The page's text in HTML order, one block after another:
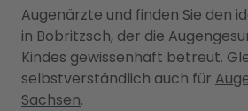
Augenärzte und finden Sie den
in Bobritzsch, der die
Kindes gewissenhaft betreut.
selbstverständlich auch für
Sachsen.